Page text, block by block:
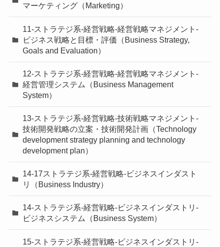
マーケティング（Marketing）
11-ストラテジ系-経営戦略-経営戦略マネジメント-
ビジネス戦略と目標・評価（Business Strategy,
Goals and Evaluation）
12-ストラテジ系-経営戦略-経営戦略マネジメント-
経営管理システム（Business Management
System）
13-ストラテジ系-経営戦略-技術戦略マネジメント-
技術開発戦略の立案・技術開発計画（Technology
development strategy planning and technology
development plan）
14-17ストラテジ系-経営戦略-ビジネスインダスト
リ（Business Industry）
14-ストラテジ系-経営戦略-ビジネスインダストリ-
ビジネスシステム（Business System）
15-ストラテジ系-経営戦略-ビジネスインダストリ-